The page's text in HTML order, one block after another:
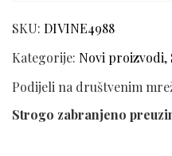
SKU: DIVINE4988
Kategorije: Novi proizvodi,
Podijeli na društvenim
Strogo zabranjeno